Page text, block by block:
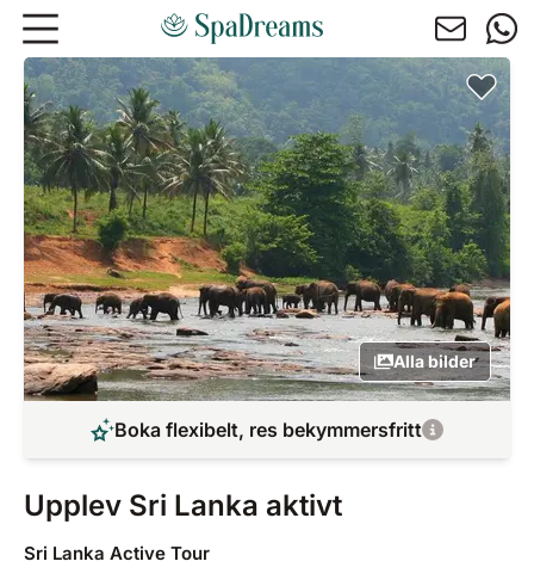
Hoppa till huvudinnehåll
Alla bilder
Boka flexibelt, res bekymmersfritt
Upplev Sri Lanka aktivt
Sri Lanka Active Tour